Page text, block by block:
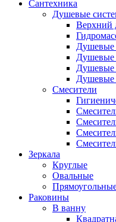
Сантехника
Душевые
Верхний
Душевые
Душевые
Душевые
Душевые
Смесители
Зеркала
Круглые
Овальные
Раковины
В ванну